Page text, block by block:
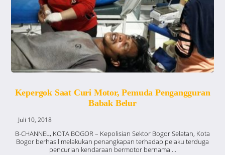
Kepergok Saat Curi Motor, Pemuda Pengangguran
Babak Belur
Juli 10, 2018
B-CHANNEL, KOTA BOGOR – Kepolisian Sektor Bogor Selatan, Kota
Bogor berhasil melakukan penangkapan terhadap pelaku terduga
pencurian kendaraan bermotor bernama ...